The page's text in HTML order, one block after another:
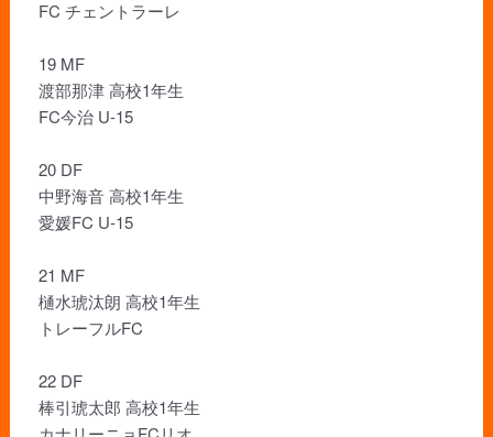
FC チェントラーレ
19 MF
渡部那津 高校1年生
FC今治 U-15
20 DF
中野海音 高校1年生
愛媛FC U-15
21 MF
樋水琥汰朗 高校1年生
トレーフルFC
22 DF
棒引琥太郎 高校1年生